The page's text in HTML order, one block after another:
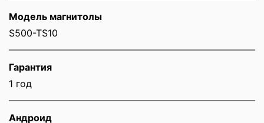
Модель магнитолы
S500-TS10
Гарантия
1 год
Андроид